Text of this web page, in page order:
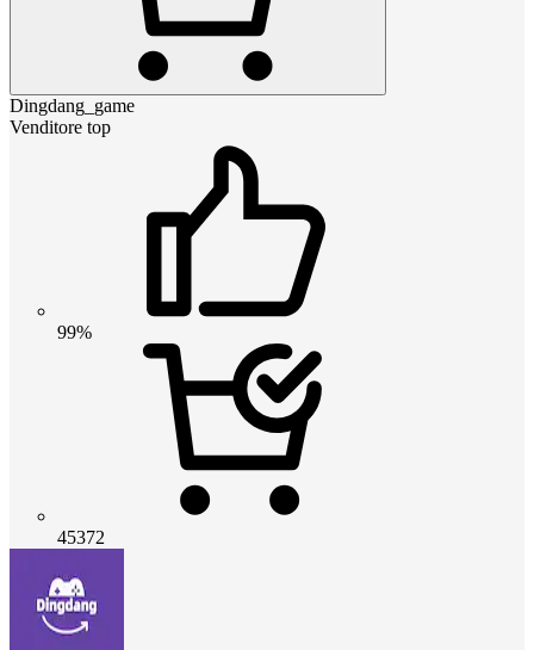
Dingdang_game
Venditore top
99%
45372